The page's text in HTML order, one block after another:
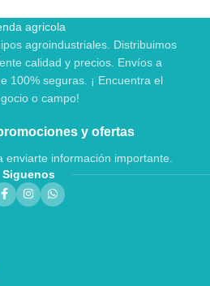
agroindustriales. Distribuimos
calidad y precios. Envíos a
100% seguras. ¡ Encuentra el
o campo!
y ofertas
enviarte información importante.
Siguenos